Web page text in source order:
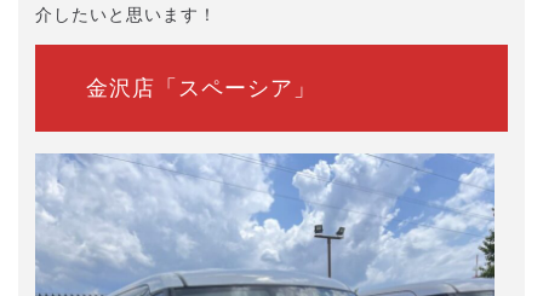
介したいと思います！
金沢店「スペーシア」